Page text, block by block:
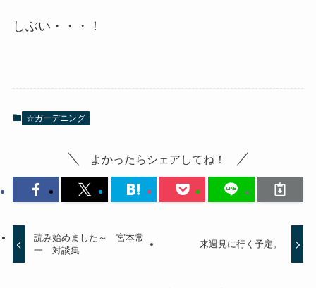
しぶい・・・！
☆ガーデニング
よかったらシェアしてね！
読み始めました～ 宮本常
一 対談集
来週見に行く予定。